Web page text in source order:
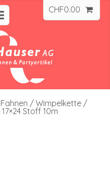
CHF0.00
/ Wimpelkette /
Stoff 10m